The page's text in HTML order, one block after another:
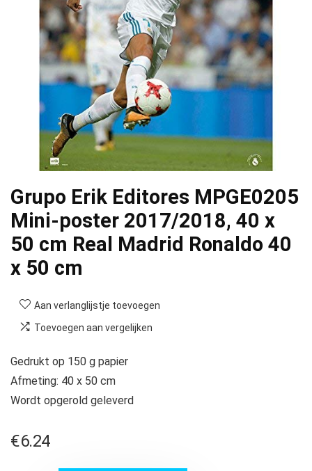
Grupo Erik Editores MPGE0205
Mini-poster 2017/2018, 40 x
50 cm Real Madrid Ronaldo 40
x 50 cm
Aan verlanglijstje toevoegen
Toevoegen aan vergelijken
Gedrukt op 150 g papier
Afmeting: 40 x 50 cm
Wordt opgerold geleverd
€6.24